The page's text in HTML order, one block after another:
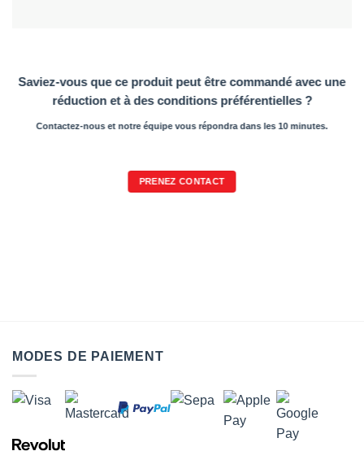
Saviez-vous que ce produit peut être commandé avec une
réduction et à des conditions préférentielles ?
Contactez-nous et notre équipe vous répondra dans les 10 minutes.
PRENEZ CONTACT
MODES DE PAIEMENT